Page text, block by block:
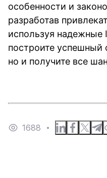
особенности и
разработав
используя надежные
построите успешный
но и получите все
1688